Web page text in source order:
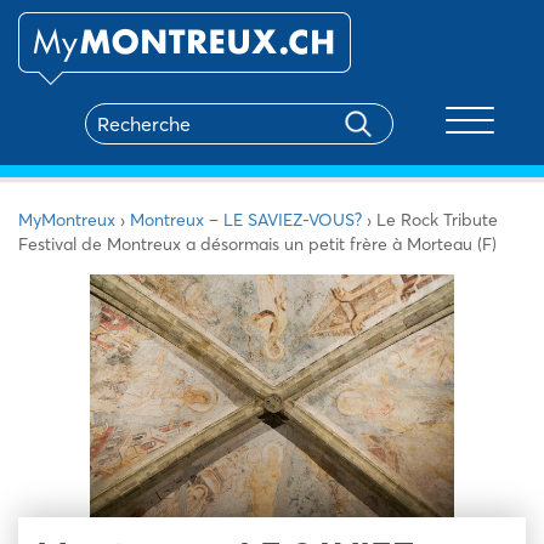
MyMontreux › Montreux – LE SAVIEZ-VOUS? › Le Rock Tribute
Festival de Montreux a désormais un petit frère à Morteau (F)